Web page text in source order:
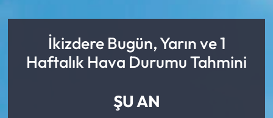
İkizdere Bugün, Yarın ve 1
Haftalık Hava Durumu Tahmini
ŞU AN